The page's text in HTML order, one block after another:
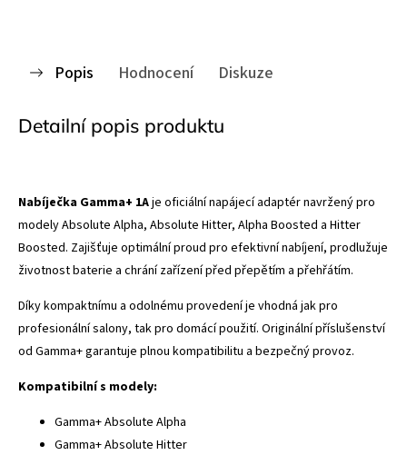
Popis Hodnocení Diskuze
Detailní popis produktu
Nabíječka Gamma+ 1Aje oficiální napájecí adaptér navržený pro
modely Absolute Alpha, Absolute Hitter, Alpha Boosted a Hitter
Boosted. Zajišťuje optimální proud pro efektivní nabíjení, prodlužuje
životnost baterie a chrání zařízení před přepětím a přehřátím.
Díky kompaktnímu a odolnému provedení je vhodná jak pro
profesionální salony, tak pro domácí použití. Originální příslušenství
od Gamma+ garantuje plnou kompatibilitu a bezpečný provoz.
Kompatibilní s modely:
Gamma+ Absolute Alpha
Gamma+ Absolute Hitter